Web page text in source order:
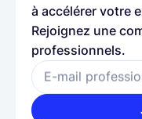
à accélérer votre
Rejoignez une
professionnels.
E-mail